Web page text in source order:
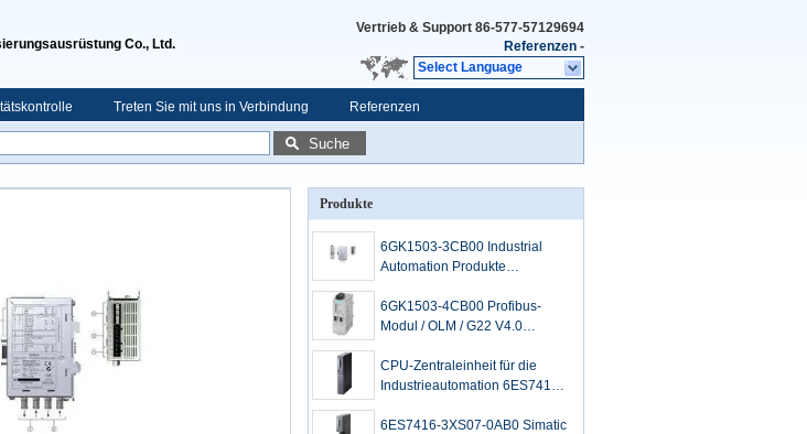
Co., Ltd.
Vertrieb & Support 86-577-57129694
Referenzen -
Select Language
Treten Sie mit uns in Verbindung Referenzen
Suche
Produkte
6GK1503-3CB00 Industrial
Automation Produkte
Verbindungsmodul
6GK1503-4CB00 Profibus-
Modul / OLM / G22 V4.0
CPU-Zentraleinheit für die
Industrieautomation 6ES7417-
6ES7416-3XS07-0AB0 Simatic